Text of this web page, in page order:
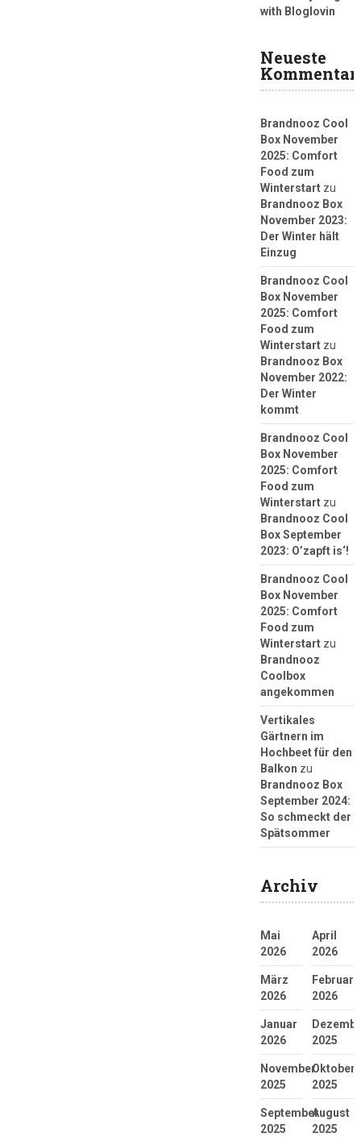
with Bloglovin
Neueste
Brandnooz Cool
Box November
2025: Comfort
Food zum
Winterstartzu
Brandnooz Box
November 2023:
Der Winter hält
Einzug
Brandnooz Cool
Box November
2025: Comfort
Food zum
Winterstartzu
Brandnooz Box
November 2022:
Der Winter
kommt
Brandnooz Cool
Box November
2025: Comfort
Food zum
Winterstartzu
Brandnooz Cool
Box September
2023: O’zapft is‘!
Brandnooz Cool
Box November
2025: Comfort
Food zum
Winterstartzu
Brandnooz
Coolbox
angekommen
Vertikales
Gärtnern im
Hochbeet für den
Balkon zu
Brandnooz Box
September 2024:
So schmeckt der
Spätsommer
Archiv
Mai
2026
April
2026
März
2026
Februar
2026
Januar
2026
2025
November
2025
Oktober
2025
September
2025
August
2025